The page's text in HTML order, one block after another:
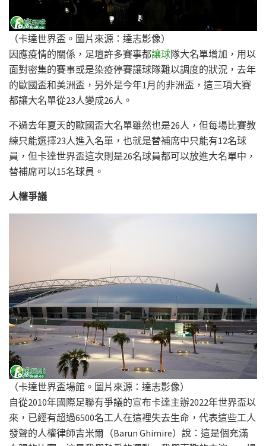
（卡達世界盃。圖片來源：達志影像）
因應疫情的關係，足壇許多賽事都讓球隊大名單增加，用以
面對密集的賽事或是染疫停賽讓球隊難以調度的狀況，去年
的歐國盃和美洲盃，另外是今年1月的非洲盃，這三項大賽
都讓大名單從23人變成26人。
不過去年夏天的歐國盃大名單雖然也是26人，但每場比賽教
練只能選擇23人進入名單，也就是替補席中只能有12名球
員，但卡達世界盃這次則是26名球員都可以放進大名單中，
替補席可以15名球員。
人權爭議
（卡達世界盃場館。圖片來源：達志影像）
自從2010年國際足聯有爭議的宣布卡達主辦2022年世界盃以
來，已經有超過6500名工人在這裡失去生命，代表這些工人
發聲的人權律師吉米爾（Barun Ghimire）說：這是個充滿